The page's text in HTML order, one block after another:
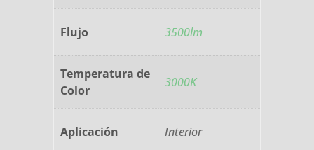
Flujo 3500lm
Temperatura de
Color
3000K
Aplicación Interior